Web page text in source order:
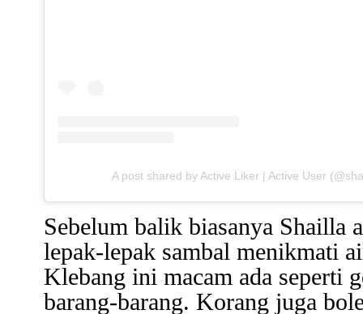
A post shared by Active Liker | Active User
Sebelum balik biasanya Shailla
lepak-lepak sambal menikmati
Klebang ini macam ada seperti
barang-barang. Korang juga